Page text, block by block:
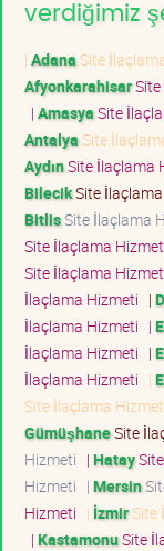
verdiğimiz
| Adana Site
AfyonkarahisarSite
| AmasyaSite
Antalya Site
AydınSite İlaçlama
BilecikSite
BitlisSite İlaçlama
Site İlaçlama
Site İlaçlama
İlaçlama Hizmeti |
İlaçlama Hizmeti |
İlaçlama Hizmeti |
İlaçlama Hizmeti |
Site İlaçlama
GümüşhaneSite
Hizmeti | Hatay
Hizmeti | Mersin
Hizmeti | İzmirSite
| KastamonuSite